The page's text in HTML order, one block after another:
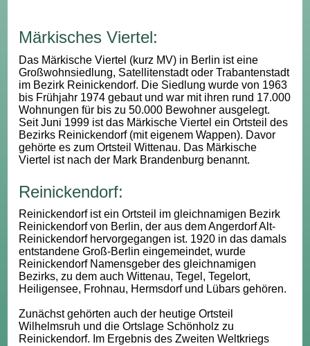
Märkisches Viertel:
Das Märkische Viertel (kurz MV) in Berlin ist eine
Großwohnsiedlung, Satellitenstadt oder Trabantenstadt
im Bezirk Reinickendorf. Die Siedlung wurde von 1963
bis Frühjahr 1974 gebaut und war mit ihren rund 17.000
Wohnungen für bis zu 50.000 Bewohner ausgelegt.
Seit Juni 1999 ist das Märkische Viertel ein Ortsteil des
Bezirks Reinickendorf (mit eigenem Wappen). Davor
gehörte es zum Ortsteil Wittenau. Das Märkische
Viertel ist nach der Mark Brandenburg benannt.
Reinickendorf:
Reinickendorf ist ein Ortsteil im gleichnamigen Bezirk
Reinickendorf von Berlin, der aus dem Angerdorf Alt-
Reinickendorf hervorgegangen ist. 1920 in das damals
entstandene Groß-Berlin eingemeindet, wurde
Reinickendorf Namensgeber des gleichnamigen
Bezirks, zu dem auch Wittenau, Tegel, Tegelort,
Heiligensee, Frohnau, Hermsdorf und Lübars gehören.
Zunächst gehörten auch der heutige Ortsteil
Wilhelmsruh und die Ortslage Schönholz zu
Reinickendorf. Im Ergebnis des Zweiten Weltkriegs